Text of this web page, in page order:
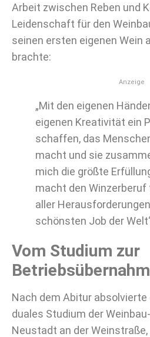
Arbeit zwischen Reben und
Leidenschaft für den
seinen ersten eigenen Wein
brachte:
Anzeige
„Mit den eigenen
eigenen Kreativität ein
schaffen, das
macht und sie
mich die größte
macht den
aller
schönsten Job der
Vom Studium zur
Nach dem Abitur absolvierte
duales Studium der
Neustadt an der